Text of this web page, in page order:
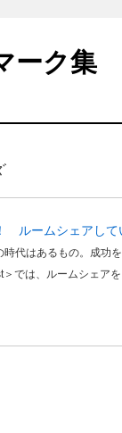
ーク集
ルームシェアして
代はあるもの。成功
では、ルームシェア